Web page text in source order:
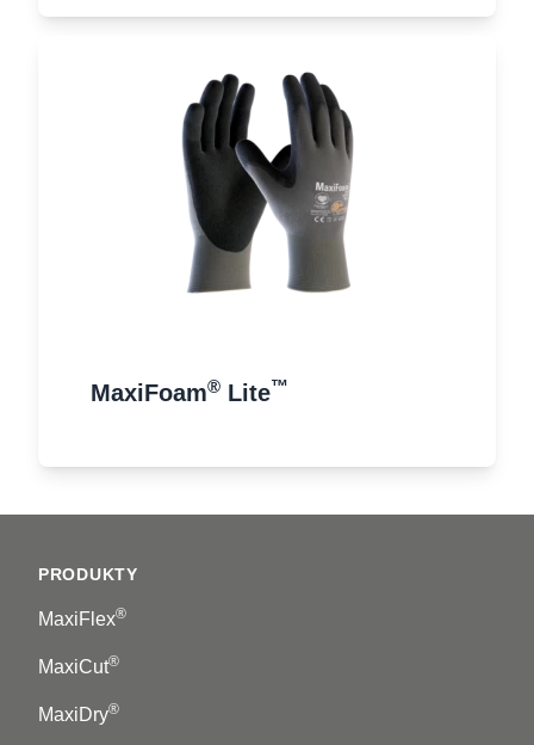
MaxiFoam® Lite™
PRODUKTY
MaxiFlex®
MaxiCut®
MaxiDry®